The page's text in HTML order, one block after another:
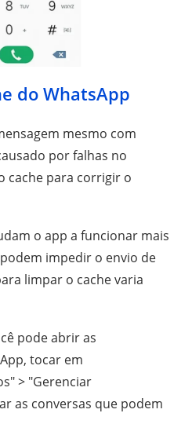
do WhatsApp
mesmo com
por falhas no
cache para corrigir o
o app a funcionar mais
impedir o envio de
limpar o cache varia
pode abrir as
tocar em
> "Gerenciar
as conversas que podem